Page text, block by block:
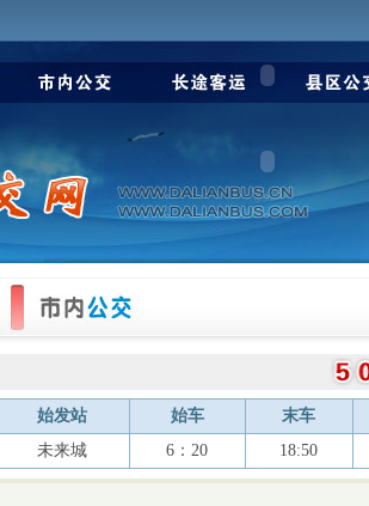
始发站 始车 末车
未来城
6：20 18:50